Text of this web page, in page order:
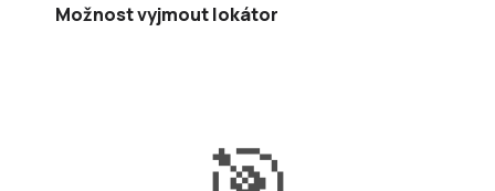
Možnost vyjmout lokátor